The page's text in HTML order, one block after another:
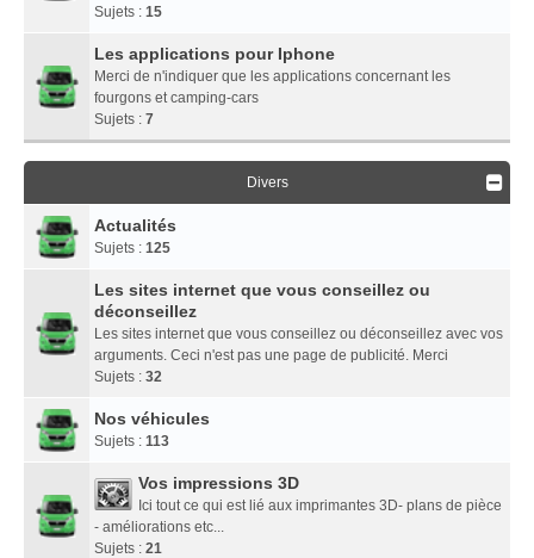
Sujets : 15
Les applications pour Iphone
Merci de n'indiquer que les applications concernant les
fourgons et camping-cars
Sujets : 7
Divers
Actualités
Sujets : 125
Les sites internet que vous conseillez ou
déconseillez
Les sites internet que vous conseillez ou déconseillez avec vos
arguments. Ceci n'est pas une page de publicité. Merci
Sujets : 32
Nos véhicules
Sujets : 113
Vos impressions 3D
Ici tout ce qui est lié aux imprimantes 3D- plans de pièce
- améliorations etc...
Sujets : 21